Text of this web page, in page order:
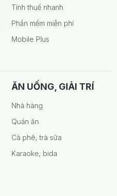
Tính thuế nhanh
Phần mềm miễn phí
Mobile Plus
ĂN UỐNG, GIẢI TRÍ
Nhà hàng
Quán ăn
Cà phê, trà sữa
Karaoke, bida